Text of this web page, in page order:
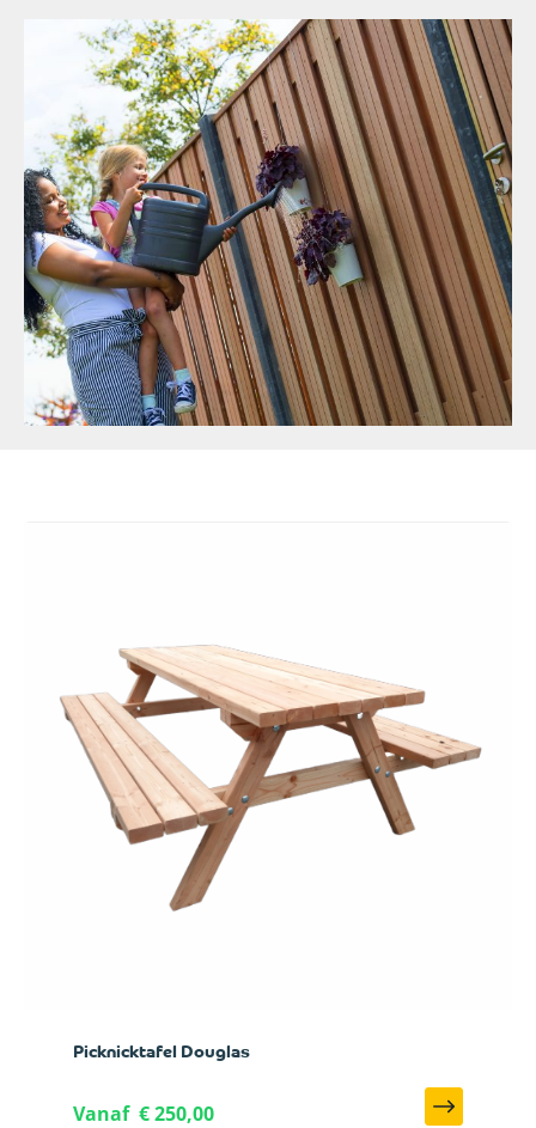
Picknicktafel Douglas
€ 250,00
Vanaf